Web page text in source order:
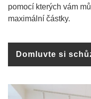
pomocí kterých vám
maximální částky.
Domluvte si